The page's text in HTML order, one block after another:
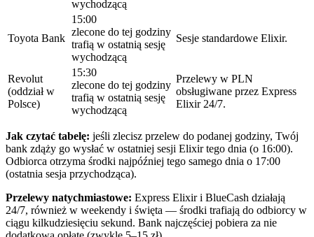
wychodzącą
Toyota Bank
15:00
zlecone do tej godziny
trafią w ostatnią sesję
wychodzącą
Sesje standardowe Elixir.
Revolut
(oddział w
Polsce)
15:30
zlecone do tej godziny
trafią w ostatnią sesję
wychodzącą
Przelewy w PLN
obsługiwane przez Express
Elixir 24/7.
Jak czytać tabelę: jeśli zlecisz przelew do podanej godziny, Twój
bank zdąży go wysłać w ostatniej sesji Elixir tego dnia (o 16:00).
Odbiorca otrzyma środki najpóźniej tego samego dnia o 17:00
(ostatnia sesja przychodząca).
Przelewy natychmiastowe: Express Elixir i BlueCash działają
24/7, również w weekendy i święta — środki trafiają do odbiorcy w
ciągu kilkudziesięciu sekund. Bank najczęściej pobiera za nie